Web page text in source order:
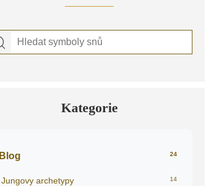
Kategorie
Blog 24
Jungovy archetypy 14